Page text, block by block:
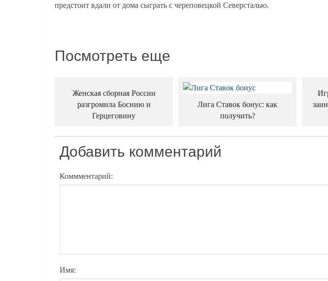
предстоит вдали от дома сыграть с череповецкой Северсталью.
Посмотреть еще
Женская сборная России
разгромила Боснию и
Герцеговину
Лига Ставок бонус: как
получить?
Добавить комментарий
Коммментарий:
Имя: